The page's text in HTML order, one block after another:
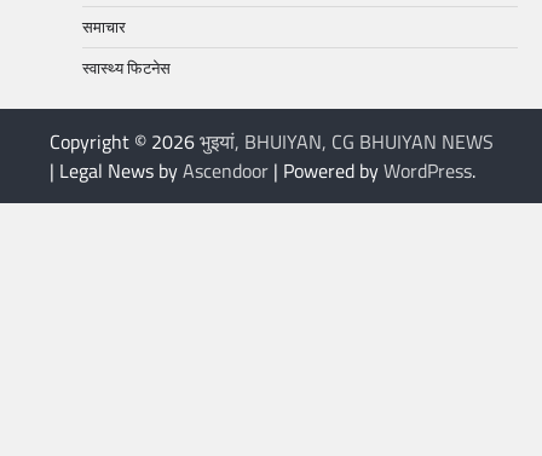
समाचार
स्वास्थ्य फिटनेस
Copyright © 2026भुइयां, BHUIYAN, CG BHUIYAN NEWS
| Legal News byAscendoor| Powered byWordPress.